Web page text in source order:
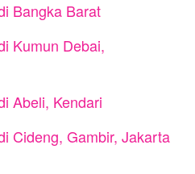
Bangka Barat
Kumun Debai,
Abeli, Kendari
Cideng, Gambir, Jakarta